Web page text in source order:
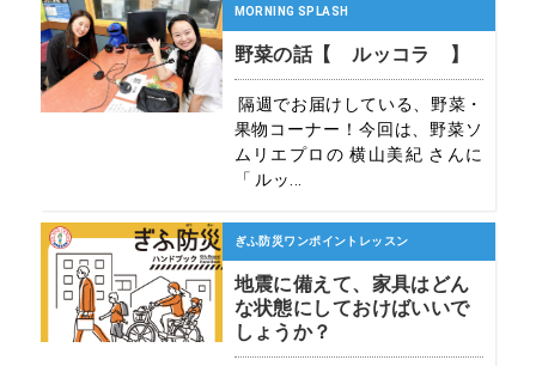
MORNING SPLASH
野菜の話【 ルッコラ 】
隔週でお届けしている、野菜・
果物コーナー！今回は、野菜ソ
ムリエプロの 横山美紀 さんに
「 ルッ...
ぎふ防災ワンポイントレッスン
地震に備えて、家具はどん
な状態にしておけばいいで
しょうか？